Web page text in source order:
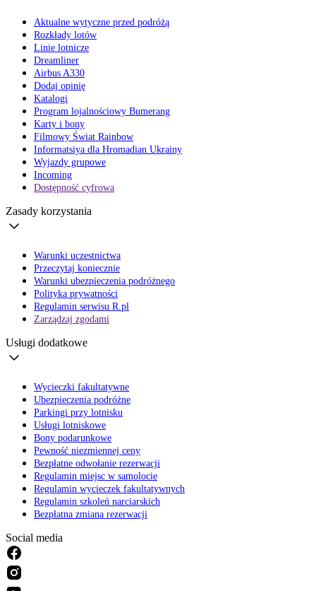
Aktualne wytyczne przed podróżą
Rozkłady lotów
Linie lotnicze
Dreamliner
Airbus A330
Dodaj opinię
Katalogi
Program lojalnościowy Bumerang
Karty i bony
Filmowy Świat Rainbow
Informatsiya dla Hromadian Ukrainy
Wyjazdy grupowe
Incoming
Dostępność cyfrowa
Zasady korzystania
Warunki uczestnictwa
Przeczytaj koniecznie
Warunki ubezpieczenia podróżnego
Polityka prywatności
Regulamin serwisu R.pl
Zarządzaj zgodami
Usługi dodatkowe
Wycieczki fakultatywne
Ubezpieczenia podróżne
Parkingi przy lotnisku
Usługi lotniskowe
Bony podarunkowe
Pewność niezmiennej ceny
Bezpłatne odwołanie rezerwacji
Regulamin miejsc w samolocie
Regulamin wycieczek fakultatywnych
Regulamin szkoleń narciarskich
Bezpłatna zmiana rezerwacji
Social media